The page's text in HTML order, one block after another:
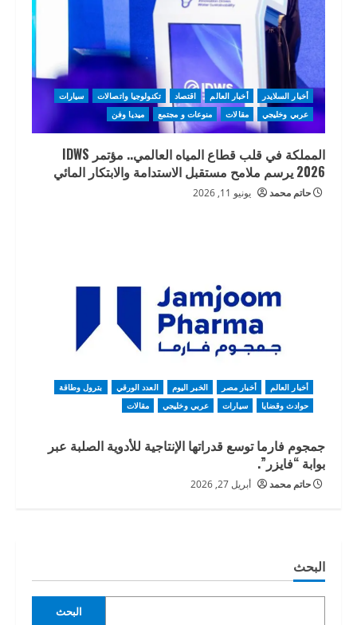
أخبار السلايدر أخبار العالم اقتصاد تكنولوجيا واتصالات
سيارات
عربي وخليجي
مقالات منوعات و مجتمع ميديا وفن
المملكة في قلب قطاع المياه العالمي.. مؤتمر IDWS
2026 يرسم ملامح مستقبل الاستدامة والابتكار المائي
حاتم محمد يونيو 11, 2026
أخبار العالم أخبار مصر الخبر اليوم العدد الورقي
بترول وطاقة
حوادث وقضايا
سيارات عربي وخليجي مقالات
جمجوم فارما توسع قدراتها الإنتاجية للأدوية الصلبة عبر
بوابة “فايزر”.
حاتم محمد أبريل 27, 2026
البحث
البحث